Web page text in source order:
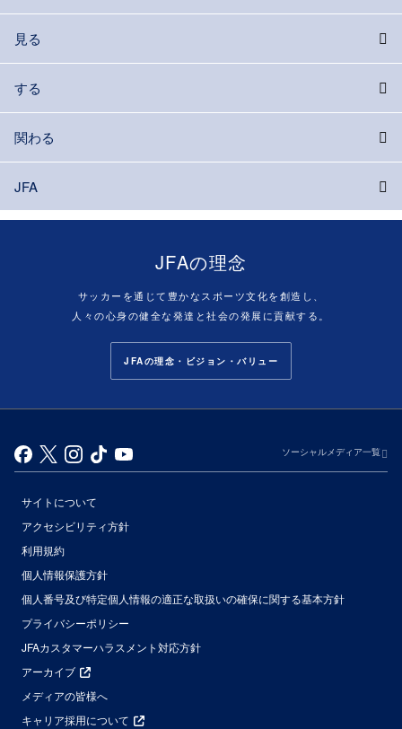
見る
する
関わる
JFA
JFAの理念
サッカーを通じて豊かなスポーツ文化を創造し、
人々の心身の健全な発達と社会の発展に貢献する。
JFAの理念・ビジョン・バリュー
ソーシャルメディア一覧
サイトについて
アクセシビリティ方針
利用規約
個人情報保護方針
個人番号及び特定個人情報の適正な取扱いの確保に関する基本方針
プライバシーポリシー
JFAカスタマーハラスメント対応方針
アーカイブ
メディアの皆様へ
キャリア採用について